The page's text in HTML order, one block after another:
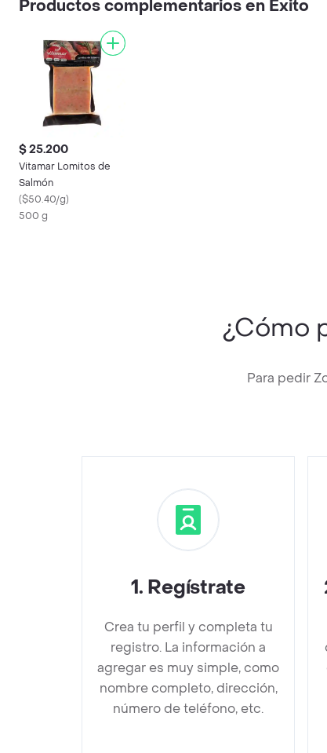
Productos complementarios en Éxito
$ 25.200
Vitamar Lomitos de
Salmón
($50.40/g)
500 g
¿Cómo
Para pedir
1. Regístrate
Crea tu perfil y completa tu
registro. La información a
agregar es muy simple, como
nombre completo, dirección,
número de teléfono, etc.